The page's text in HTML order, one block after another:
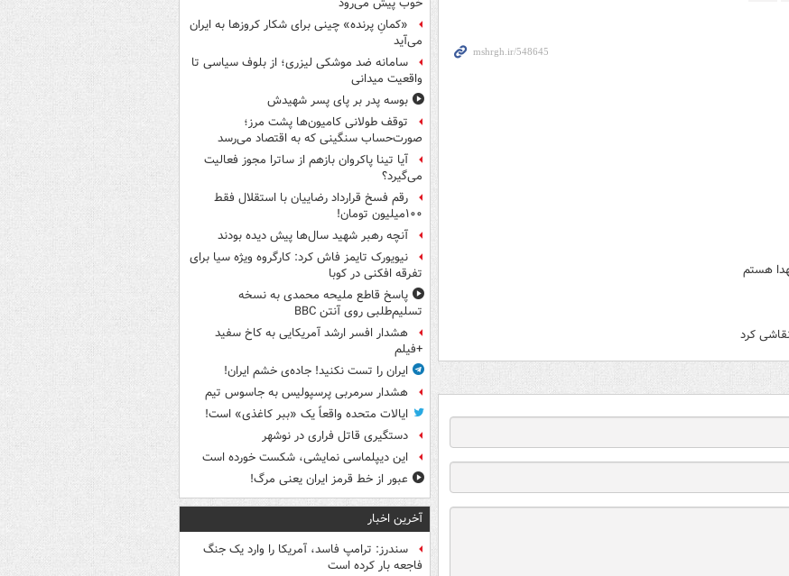
هستم
كرد
خوب پیش می‌رود
«کمانِ پرنده» چینی برای شکار کروزها به ایران
می‌آید
سامانه ضد موشکی لیزری؛ از بلوف سیاسی تا
واقعیت میدانی
بوسه‌ پدر بر پای پسر شهیدش
توقف طولانی کامیون‌ها پشت مرز؛
صورت‌حساب سنگینی که به اقتصاد می‌رسد
آیا تینا پاکروان بازهم از ساترا مجوز فعالیت
می‌گیرد؟
رقم فسخ قرارداد رضاییان با استقلال فقط
۱۰۰میلیون تومان!
آنچه رهبر شهید سال‌ها پیش دیده بودند
نیویورک تایمز فاش کرد: کارگروه ویژه سیا برای
تفرقه افکنی در کوبا
پاسخ قاطع ملیحه محمدی به نسخه
تسلیم‌طلبی روی آنتن BBC
هشدار افسر ارشد آمریکایی به کاخ سفید
+فیلم
ایران را تست نکنید! جاده‌ی خشم ایران!
هشدار سرمربی پرسپولیس به جاسوس تیم
ایالات متحده واقعاً یک «ببر کاغذی» است!
دستگیری قاتل فراری در نوشهر
این دیپلماسی نمایشی، شکست خورده است
عبور از خط قرمز ایران یعنی مرگ!
آخرین اخبار
سندرز: ترامپ فاسد، آمریکا را وارد یک جنگ
فاجعه بار کرده است